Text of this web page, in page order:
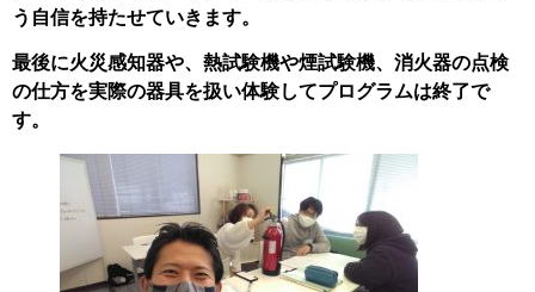
う自信を持たせていきます。
最後に火災感知器や、熱試験機や煙試験機、消火器の点検
の仕方を実際の器具を扱い体験してプログラムは終了で
す。